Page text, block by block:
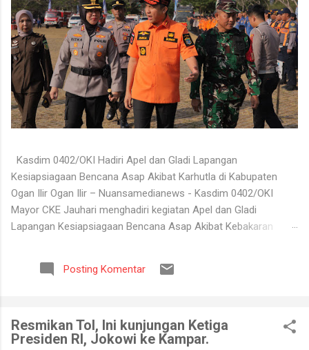
Kasdim 0402/OKI Hadiri Apel dan Gladi Lapangan
Kesiapsiagaan Bencana Asap Akibat Karhutla di Kabupaten
Ogan Ilir Ogan Ilir – Nuansamedianews - Kasdim 0402/OKI
Mayor CKE Jauhari menghadiri kegiatan Apel dan Gladi
Lapangan Kesiapsiagaan Bencana Asap Akibat Kebakaran
yang digelar di Lapangan Upacara Komplek Perkantoran
Terpadu (KPT) Tanjung Senai, Kabupaten Ogan Ilir, Selasa
bencana asap akibat kebakaran hutan dan lahan yang kerap
terjadi pada musim kemarau. Apel dan gladi lapangan diikuti
Posting Komentar
Resmikan Tol, Ini kunjungan Ketiga
Presiden RI, Jokowi ke Kampar.